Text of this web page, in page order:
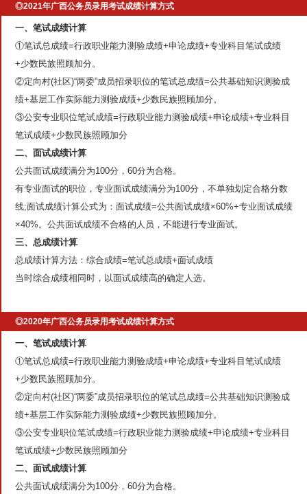
◎2021年广西公务员录用考试成绩计算方式
一、笔试成绩计算
①笔试总成绩=行政职业能力测验成绩+申论成绩+专业科目笔试成绩
+少数民族照顾加分。
②定向村(社区)“两委”成员招录职位的笔试总成绩=公共基础知识测验成
绩+基层工作实际能力测验成绩+少数民族照顾加分。
③公安专业职位笔试成绩=行政职业能力测验成绩+申论成绩+专业科目
笔试成绩+少数民族照顾加分
二、面试成绩计算
公共面试成绩满分为100分，60分为合格。
有专业面试的职位，专业面试成绩满分为100分，不单独划定合格分数
线;面试成绩计算公式为：面试成绩=公共面试成绩×60%+专业面试成绩
×40%。公共面试成绩不合格的人员，不能进行专业面试。
三、总成绩计算
总成绩计算方法：综合成绩=笔试总成绩+面试成绩
当时综合成绩相同时，以面试成绩高的确定人选。
◎2020年广西公务员录用考试成绩计算方式
一、笔试成绩计算
①笔试总成绩=行政职业能力测验成绩+申论成绩+专业科目笔试成绩
+少数民族照顾加分。
②定向村(社区)“两委”成员招录职位的笔试总成绩=公共基础知识测验成
绩+基层工作实际能力测验成绩+少数民族照顾加分。
③公安专业职位笔试成绩=行政职业能力测验成绩+申论成绩+专业科目
笔试成绩+少数民族照顾加分
二、面试成绩计算
公共面试成绩满分为100分，60分为合格。